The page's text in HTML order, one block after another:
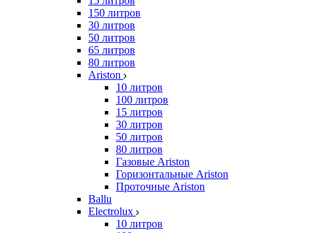
150 литров
30 литров
50 литров
65 литров
80 литров
Ariston
10 литров
100 литров
15 литров
30 литров
50 литров
80 литров
Газовые Ariston
Горизонтальные Ariston
Проточные Ariston
Ballu
Electrolux
10 литров